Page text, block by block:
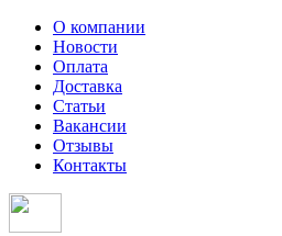
О компании
Новости
Оплата
Доставка
Статьи
Вакансии
Отзывы
Контакты